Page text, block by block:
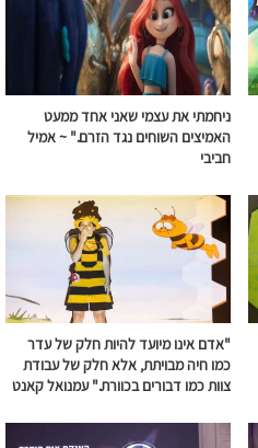
ניחמתי את עצמי שאני אחד ממעט
האמיצים השוחים נגדהזרם." ~ אמיל
חביבי
"אדם אינו מיועד להיות חלק של עדר
כמו חיה מבויתת, אלא חלק של עבודת
צוות כמו דבורים בכוורת." עמנואל קאנט